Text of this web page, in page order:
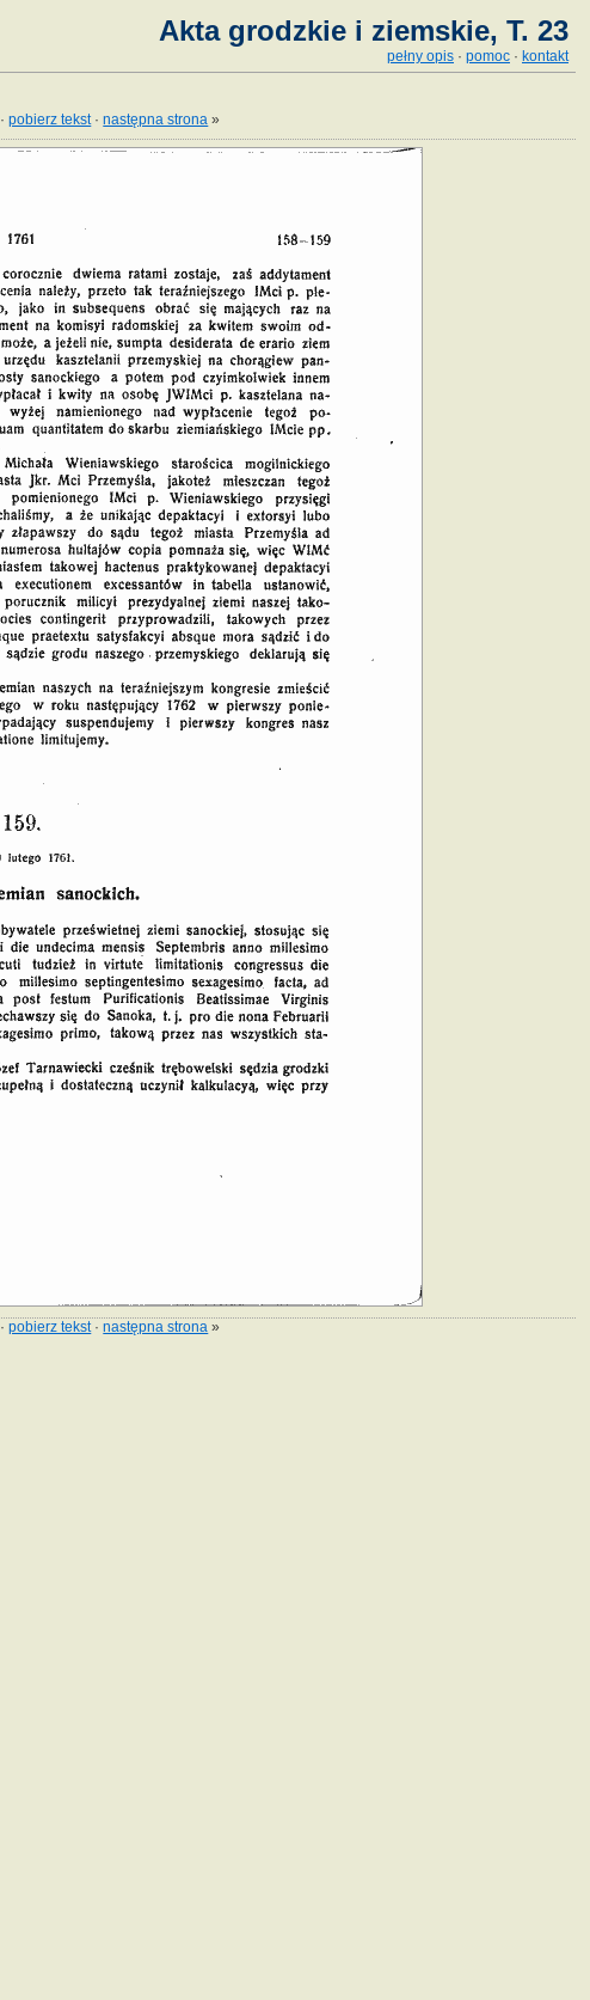
Akta grodzkie i ziemskie, T. 23
pełny opis · pomoc · kontakt
·pobierz tekst·następna strona »
·pobierz tekst·następna strona »